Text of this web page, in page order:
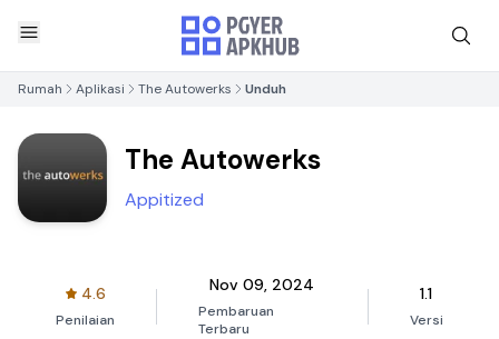
Rumah Aplikasi The Autowerks Unduh
The Autowerks
Appitized
4.6
Penilaian
Nov 09, 2024
Pembaruan
Terbaru
1.1
Versi